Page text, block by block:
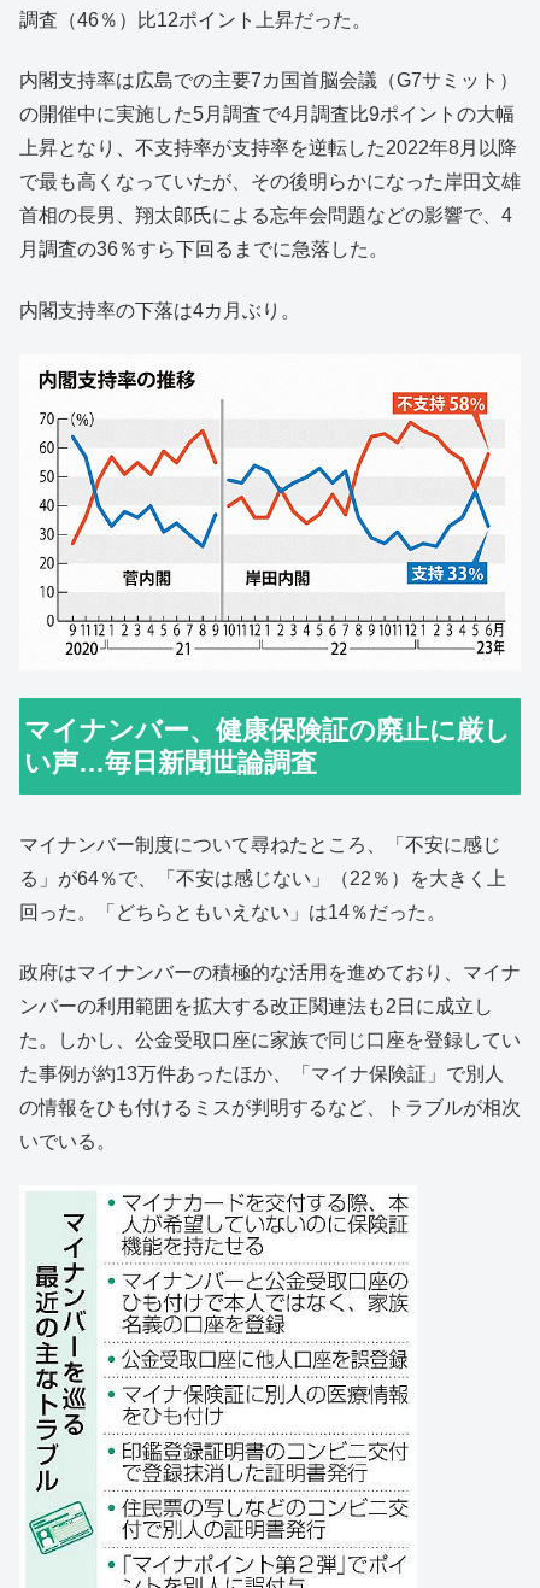
調査（46％）比12ポイント上昇だった。
内閣支持率は広島での主要7カ国首脳会議（G7サミット）
の開催中に実施した5月調査で4月調査比9ポイントの大幅
上昇となり、不支持率が支持率を逆転した2022年8月以降
で最も高くなっていたが、その後明らかになった岸田文雄
首相の長男、翔太郎氏による忘年会問題などの影響で、4
月調査の36％すら下回るまでに急落した。
内閣支持率の下落は4カ月ぶり。
マイナンバー、健康保険証の廃止に厳し
い声…毎日新聞世論調査
マイナンバー制度について尋ねたところ、「不安に感じ
る」が64％で、「不安は感じない」（22％）を大きく上
回った。「どちらともいえない」は14％だった。
政府はマイナンバーの積極的な活用を進めており、マイナ
ンバーの利用範囲を拡大する改正関連法も2日に成立し
た。しかし、公金受取口座に家族で同じ口座を登録してい
た事例が約13万件あったほか、「マイナ保険証」で別人
の情報をひも付けるミスが判明するなど、トラブルが相次
いでいる。